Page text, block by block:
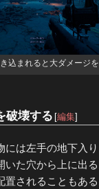
込まれると大ダメージ
破壊する [編集]
には左手の地下入
いた穴から上に出
置されることもあ